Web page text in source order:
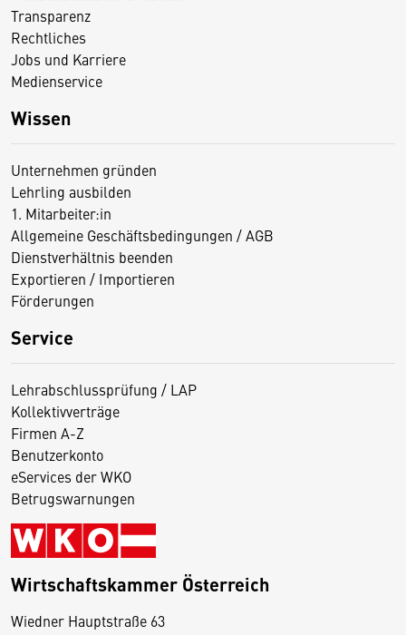
Transparenz
Rechtliches
Jobs und Karriere
Medienservice
Wissen
Unternehmen gründen
Lehrling ausbilden
1. Mitarbeiter:in
Allgemeine Geschäftsbedingungen / AGB
Dienstverhältnis beenden
Exportieren / Importieren
Förderungen
Service
Lehrabschlussprüfung / LAP
Kollektivverträge
Firmen A-Z
Benutzerkonto
eServices der WKO
Betrugswarnungen
Wirtschaftskammer Österreich
Wiedner Hauptstraße 63
D